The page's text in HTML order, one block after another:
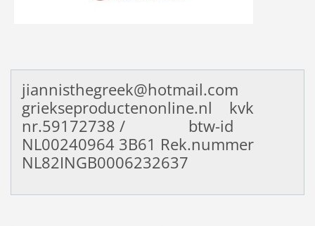
jiannisthegreek@hotmail.com
griekseproductenonline.nl kvk
nr.59172738 / btw-id
NL002409643B61 Rek.nummer
NL82INGB0006232637